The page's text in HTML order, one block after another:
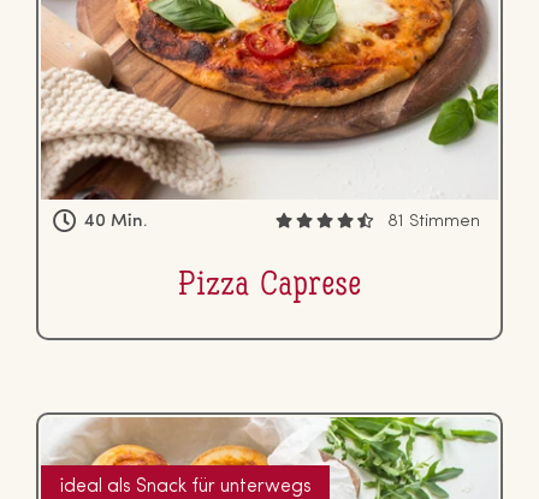
40 Min. 81 Stimmen
Pizza Caprese
ideal als Snack für unterwegs